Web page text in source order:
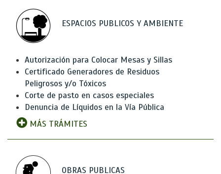
ESPACIOS PUBLICOS Y AMBIENTE
Autorización para Colocar Mesas y Sillas
Certificado Generadores de Residuos
Peligrosos y/o Tóxicos
Corte de pasto en casos especiales
Denuncia de Líquidos en la Vía Pública
MÁS TRÁMITES
OBRAS PUBLICAS